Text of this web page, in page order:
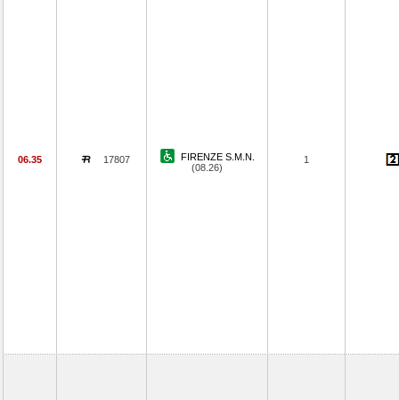
06.35 17807
FIRENZE S.M.N.
(08.26)
1